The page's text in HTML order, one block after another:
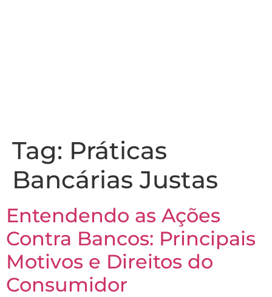
Tag: Práticas
Bancárias Justas
Entendendo as Ações
Contra Bancos: Principais
Motivos e Direitos do
Consumidor